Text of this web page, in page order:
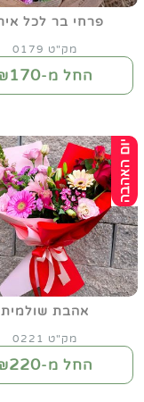
פרחי בר לכל
מק"ט 0179
החל מ-₪170
אהבת שולמית
מק"ט 0221
החל מ-₪220